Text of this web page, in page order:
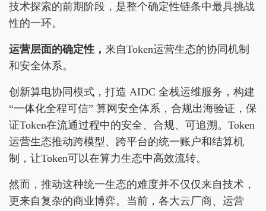
技术探索的前期阶段，是整个确定性链条中最具挑战
性的一环。
运营层面的确定性， 来自Token运营生态的协同机制
和安全体系。
创新算电协同模式，打造 AIDC 全栈运维服务，构建
“一体化全程可信” 算网安全体系，合规出海验证，保
证Token在流通过程中的安全、合规、可追溯。Token
运营生态推动跨模型、跨平台的统一账户和结算机
制，让Token可以在算力生态中高效流转。
然而，推动这种统一生态的难度并不仅仅来自技术，
更来自复杂的商业博弈。当前，各大云厂商、运营